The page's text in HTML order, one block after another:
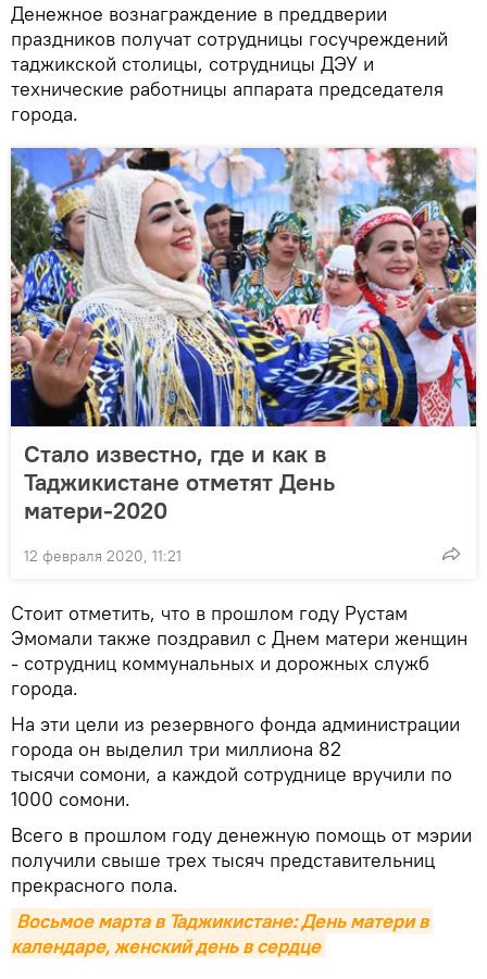
Денежное вознаграждение в преддверии
праздников получат сотрудницы госучреждений
таджикской столицы, сотрудницы ДЭУ и
технические работницы аппарата председателя
города.
Cтало известно, где и как в
Таджикистане отметят День
матери-2020
12 февраля 2020, 11:21
Стоит отметить, что в прошлом году Рустам
Эмомали также поздравил с Днем матери женщин
- сотрудниц коммунальных и дорожных служб
города.
На эти цели из резервного фонда администрации
города он выделил три миллиона 82
тысячи сомони, а каждой сотруднице вручили по
1000 сомони.
Всего в прошлом году денежную помощь от мэрии
получили свыше трех тысяч представительниц
прекрасного пола.
Восьмое марта в Таджикистане: День матери в
календаре, женский день в сердце